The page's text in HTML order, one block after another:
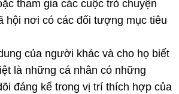
tham gia các cuộc trò chuyện
hội nơi có các đối tượng mục tiêu
của người khác và cho họ biết
là những cá nhân có những
đáng kể trong vị trí thích hợp của